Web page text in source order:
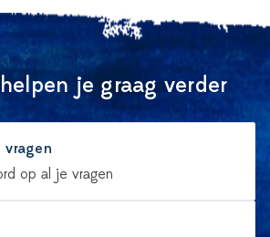
je graag verder
vragen
op al je vragen